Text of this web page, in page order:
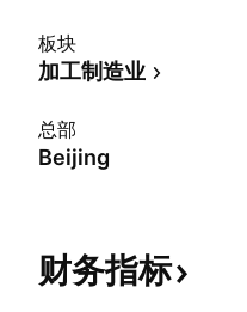
板块
加工制造业
总部
Beijing
财务指标